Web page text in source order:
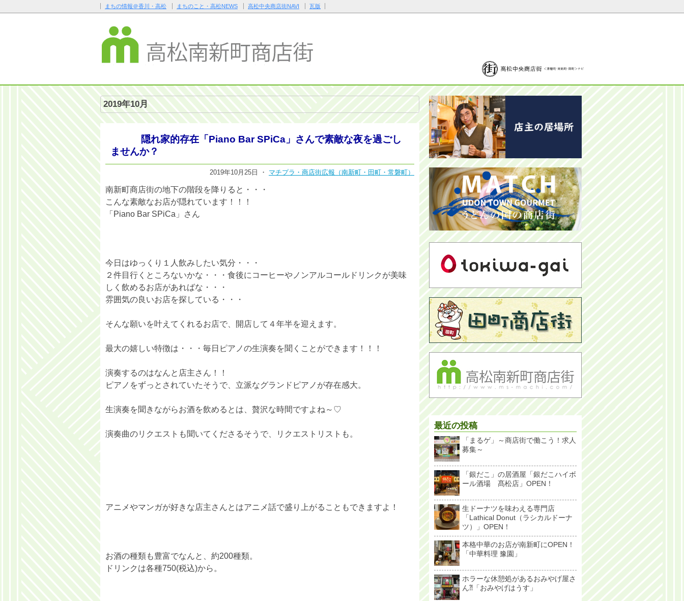
まちの情報＠香川・高松 まちのこと・高松NEWS 高松中央商店街NAVI 瓦版
2019年10月
隠れ家的存在「Piano Bar SPiCa」さんで素敵な夜を過ごし
ませんか？
2019年10月25日 ・ マチプラ・商店街広報（南新町・田町・常磐町）
南新町商店街の地下の階段を降りると・・・
こんな素敵なお店が隠れています！！！
「Piano Bar SPiCa」さん
今日はゆっくり１人飲みしたい気分・・・
２件目行くところないかな・・・食後にコーヒーやノンアルコールドリンクが美味
しく飲めるお店があればな・・・
雰囲気の良いお店を探している・・・
そんな願いを叶えてくれるお店で、開店して４年半を迎えます。
最大の嬉しい特徴は・・・毎日ピアノの生演奏を聞くことができます！！！
演奏するのはなんと店主さん！！
ピアノをずっとされていたそうで、立派なグランドピアノが存在感大。
生演奏を聞きながらお酒を飲めるとは、贅沢な時間ですよね～♡
演奏曲のリクエストも聞いてくださるそうで、リクエストリストも。
アニメやマンガが好きな店主さんとはアニメ話で盛り上がることもできますよ！
お酒の種類も豊富でなんと、約200種類。
ドリンクは各種750(税込)から。
最近の投稿
「まるゲ」～商店街で働こう！求人
募集～
「銀だこ」の居酒屋「銀だこハイボ
ール酒場 髙松店」OPEN！
生ドーナツを味わえる専門店
「Lathical Donut（ラシカルドーナ
ツ）」OPEN！
本格中華のお店が南新町にOPEN！
「中華料理 豫園」
ホラーな休憩処があるおみやげ屋さ
ん⁈「おみやげはうす」